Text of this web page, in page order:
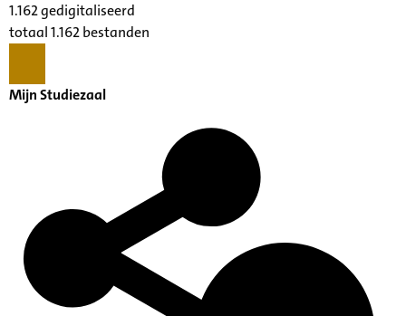
1.162 gedigitaliseerd
totaal 1.162 bestanden
Mijn Studiezaal